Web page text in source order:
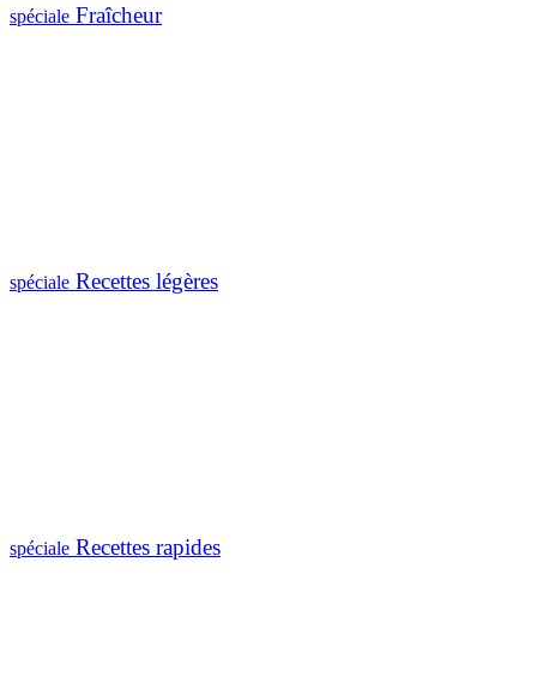
spéciale Fraîcheur
spéciale Recettes légères
spéciale Recettes rapides